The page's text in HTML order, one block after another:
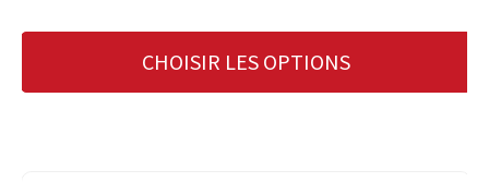
CHOISIR LES OPTIONS